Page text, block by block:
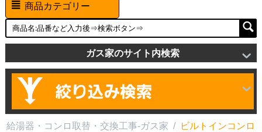
商品カテゴリー
ガス家のサイト内検索
給湯器・コンロ取替・交換工事-ガス家 / ビルトインコンロ